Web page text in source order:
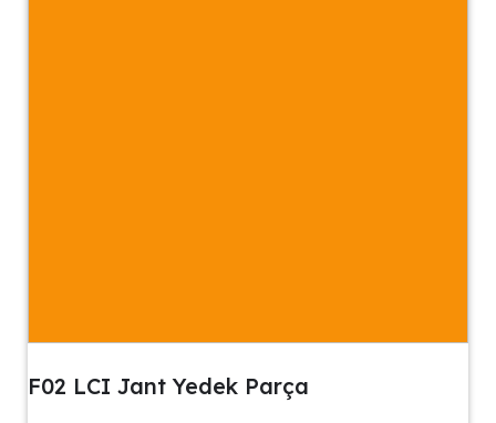
F02 LCI Jant Yedek Parça